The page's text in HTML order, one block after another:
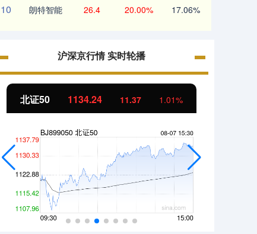
10 朗特智能 26.4 20.00% 17.06%
沪深京行情 实时轮播
北证50 1134.24 11.37 1.01%